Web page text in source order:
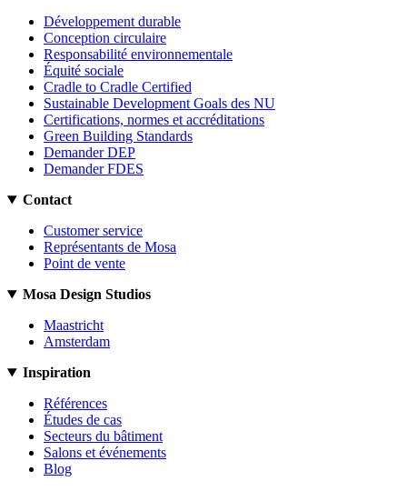
Développement durable
Conception circulaire
Responsabilité environnementale
Équité sociale
Cradle to Cradle Certified
Sustainable Development Goals des NU
Certifications, normes et accréditations
Green Building Standards
Demander DEP
Demander FDES
Contact
Customer service
Représentants de Mosa
Point de vente
Mosa Design Studios
Maastricht
Amsterdam
Inspiration
Références
Études de cas
Secteurs du bâtiment
Salons et événements
Blog